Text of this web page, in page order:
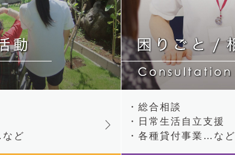
ど
・総合相談
・日常生活自立支援
・各種貸付事業…など